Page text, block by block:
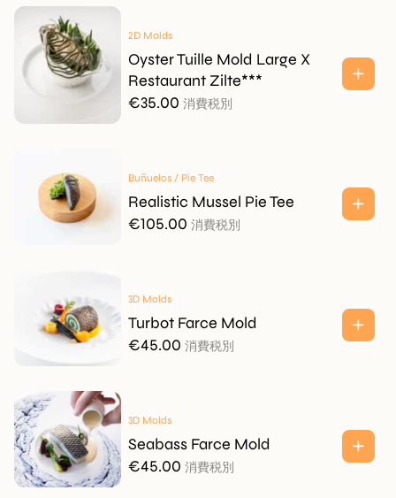
2D Molds
Oyster Tuille Mold Large X
Restaurant Zilte***
€35.00 消費税別
Buñuelos / Pie Tee
Realistic Mussel Pie Tee
€105.00 消費税別
3D Molds
Turbot Farce Mold
€45.00 消費税別
3D Molds
Seabass Farce Mold
€45.00 消費税別